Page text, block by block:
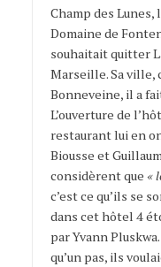
Champ des
Domaine de
souhaitait quitter
Marseille. Sa ville,
Bonneveine, il a
L’ouverture de
restaurant lui en
Biousse et
considèrent que «
c’est ce qu’ils se
dans cet hôtel 4
par Yvann
qu’un pas, ils